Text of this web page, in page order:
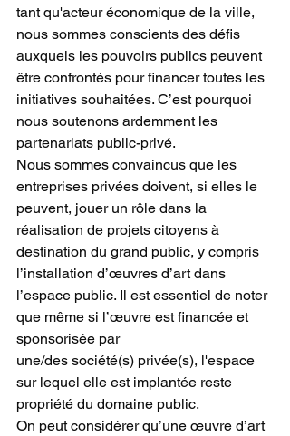
tant qu'acteur économique de la ville,
nous sommes conscients des défis
auxquels les pouvoirs publics peuvent
être confrontés pour financer toutes les
initiatives souhaitées. C’est pourquoi
nous soutenons ardemment les
partenariats public-privé.
Nous sommes convaincus que les
entreprises privées doivent, si elles le
peuvent, jouer un rôle dans la
réalisation de projets citoyens à
destination du grand public, y compris
l’installation d’œuvres d’art dans
l’espace public. Il est essentiel de noter
que même si l’œuvre est financée et
sponsorisée par
une/des société(s) privée(s), l'espace
sur lequel elle est implantée reste
propriété du domaine public.
On peut considérer qu’une œuvre d’art